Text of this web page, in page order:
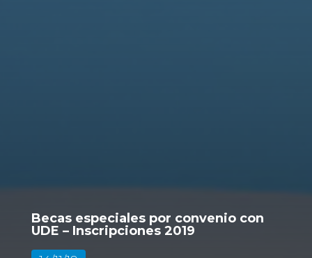
Becas especiales por convenio con
UDE – Inscripciones 2019